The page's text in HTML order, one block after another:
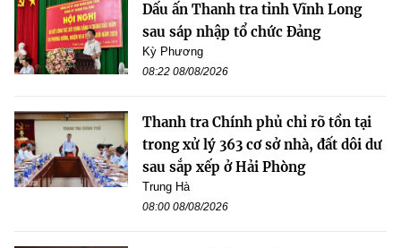
Dấu ấn Thanh tra tỉnh Vĩnh Long
sau sáp nhập tổ chức Đảng
Kỳ Phương
08:22 08/08/2026
Thanh tra Chính phủ chỉ rõ tồn tại
trong xử lý 363 cơ sở nhà, đất dôi dư
sau sắp xếp ở Hải Phòng
Trung Hà
08:00 08/08/2026